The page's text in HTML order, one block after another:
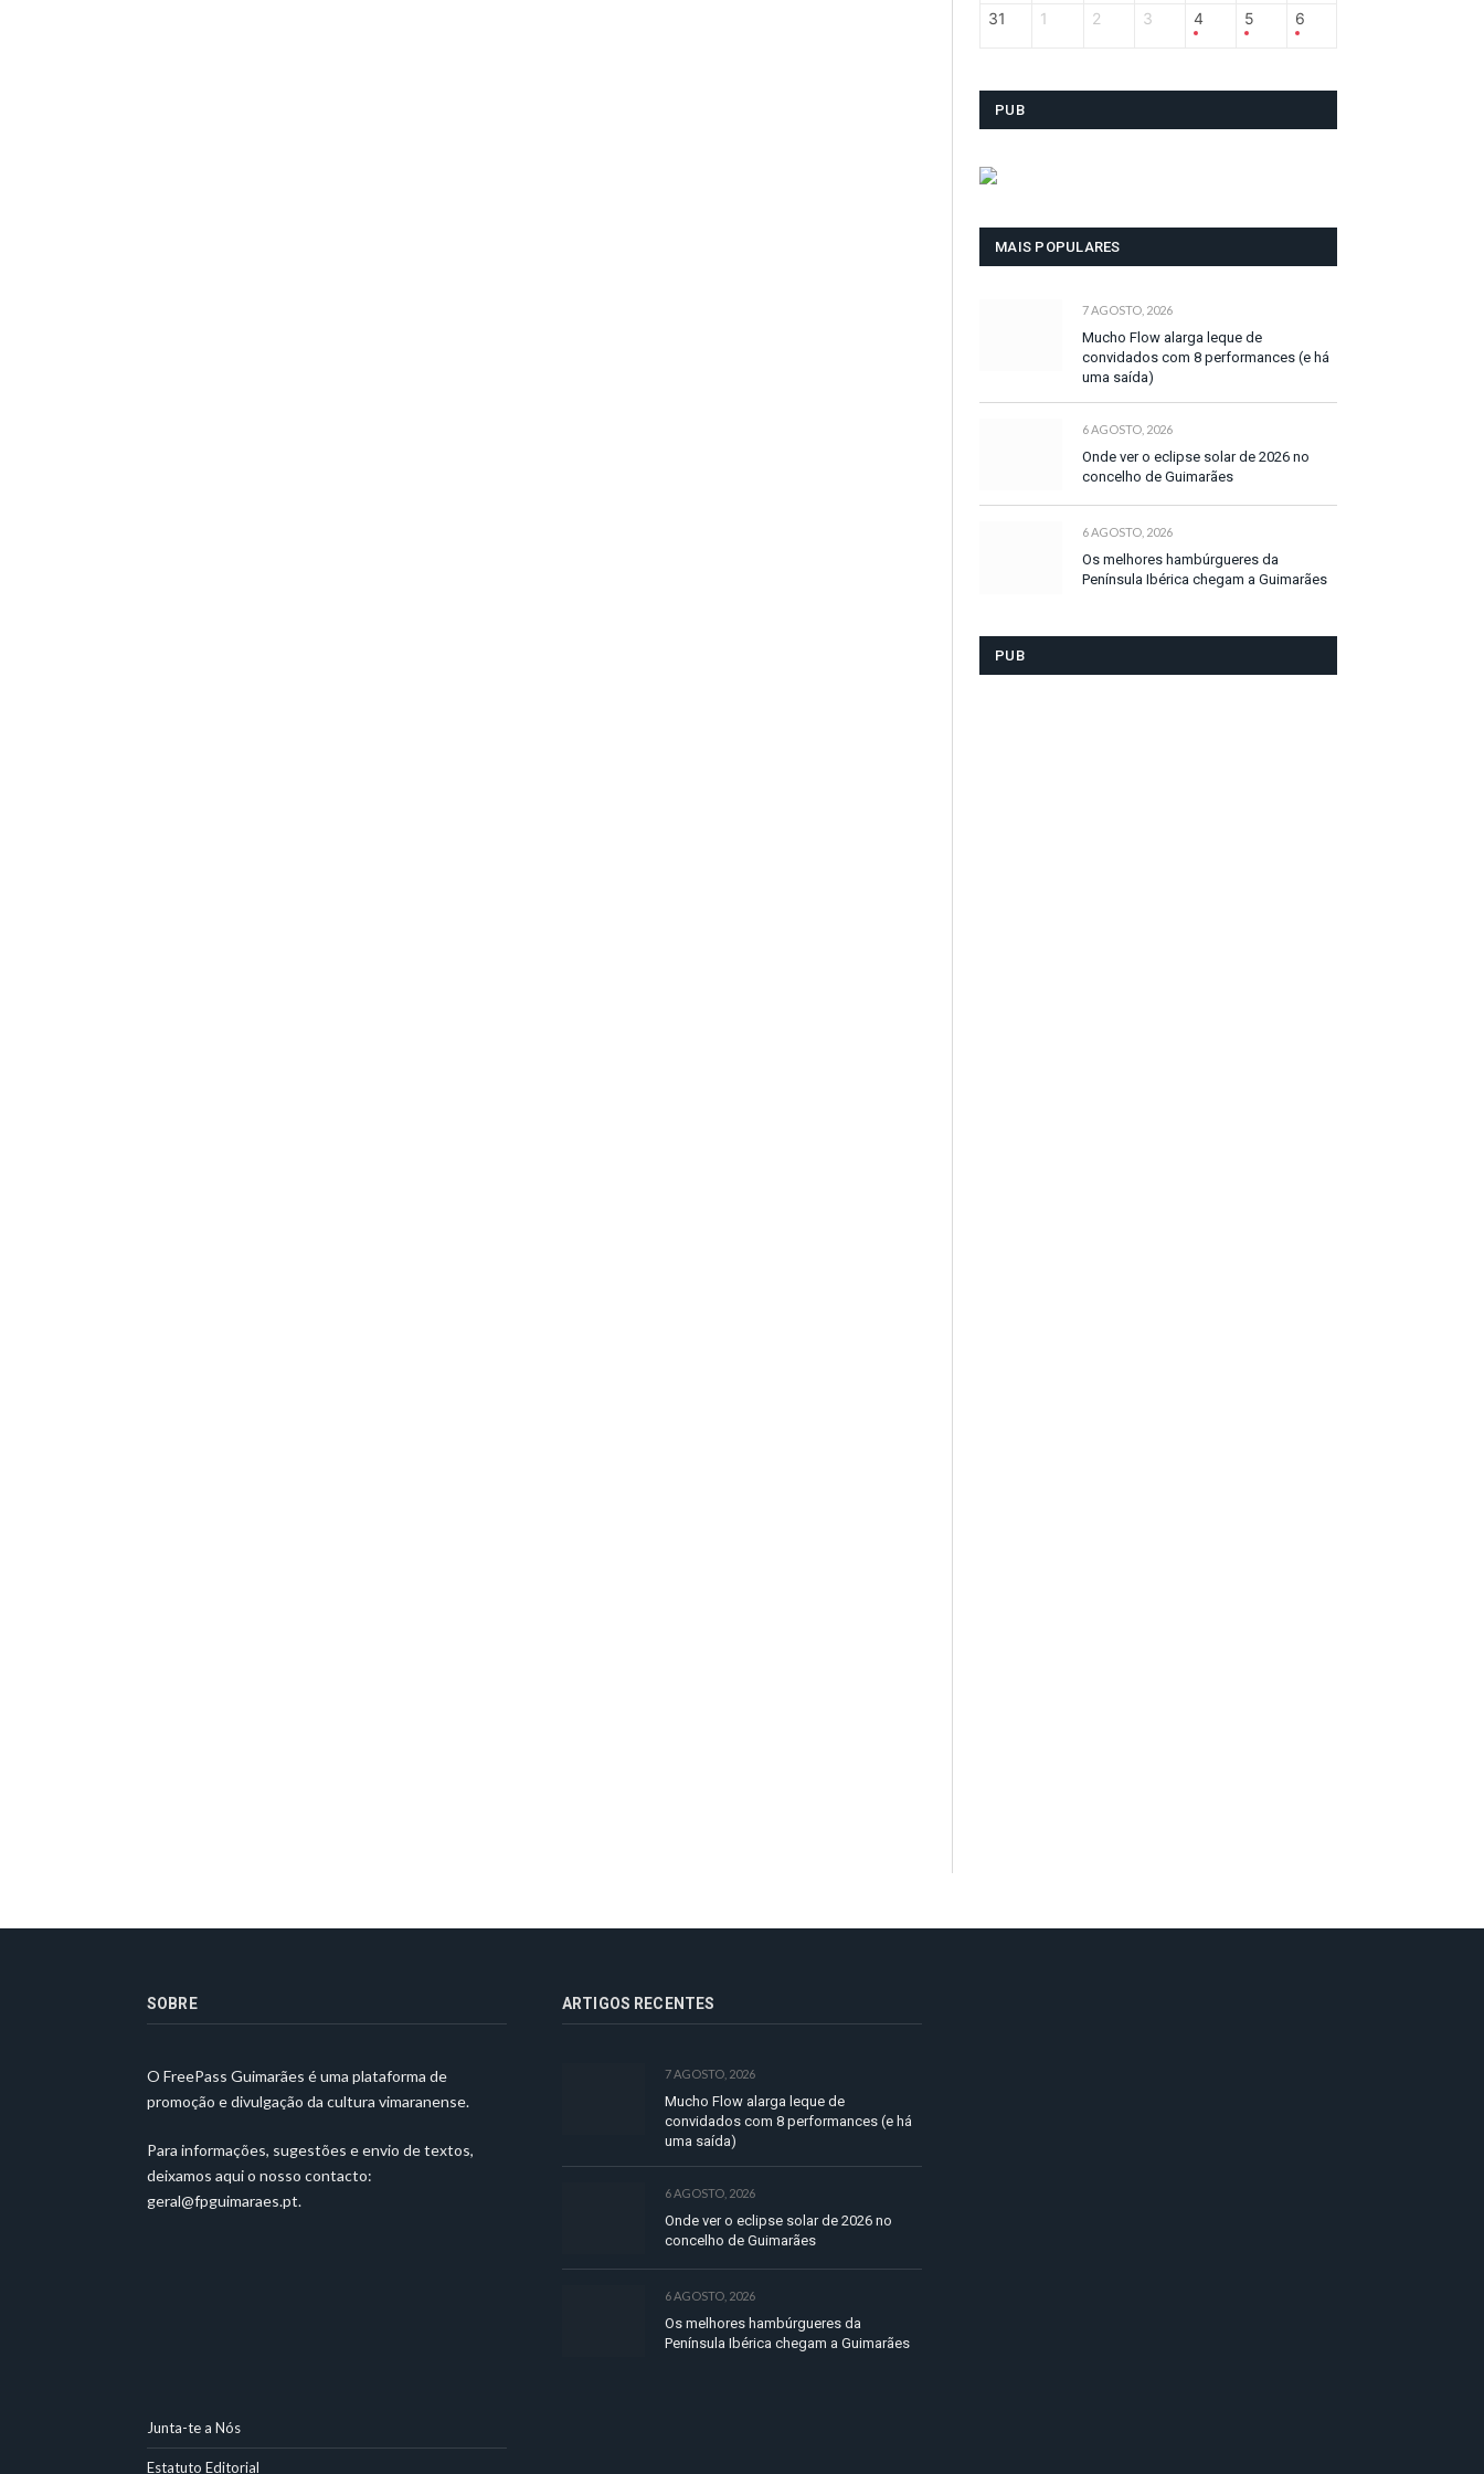
31 1 2 3 4 5 6
PUB
MAIS POPULARES
7 AGOSTO, 2026
Mucho Flow alarga leque de
convidados com 8 performances (e há
uma saída)
6 AGOSTO, 2026
Onde ver o eclipse solar de 2026 no
concelho de Guimarães
6 AGOSTO, 2026
Os melhores hambúrgueres da
Península Ibérica chegam a Guimarães
PUB
SOBRE
O FreePass Guimarães é uma plataforma de
promoção e divulgação da cultura vimaranense.
Para informações, sugestões e envio de textos,
deixamos aqui o nosso contacto:
geral@fpguimaraes.pt.
ARTIGOS RECENTES
7 AGOSTO, 2026
Mucho Flow alarga leque de
convidados com 8 performances (e há
uma saída)
6 AGOSTO, 2026
Onde ver o eclipse solar de 2026 no
concelho de Guimarães
6 AGOSTO, 2026
Os melhores hambúrgueres da
Península Ibérica chegam a Guimarães
Junta-te a Nós
Estatuto Editorial